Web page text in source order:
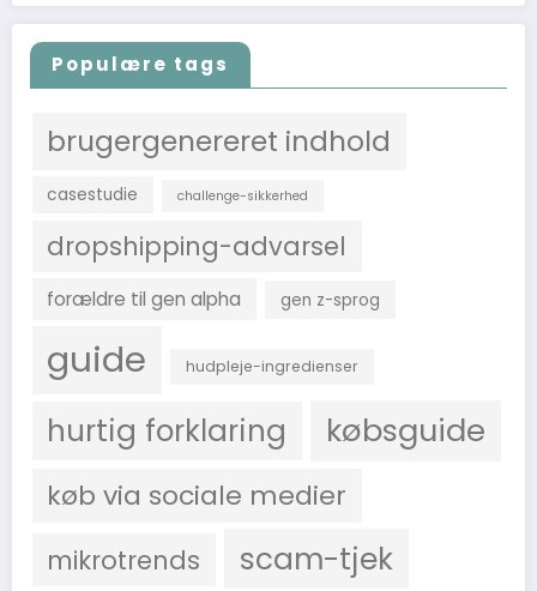
emne
Populære tags
brugergenereret indhold
casestudie challenge-sikkerhed
dropshipping-advarsel
forældre til gen alpha gen z-sprog
guide hudpleje-ingredienser
hurtig forklaring købsguide
køb via sociale medier
mikrotrends scam-tjek